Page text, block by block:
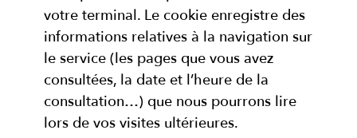
votre terminal. Le cookie enregistre des
informations relatives à la navigation sur
le service (les pages que vous avez
consultées, la date et l’heure de la
consultation…) que nous pourrons lire
lors de vos visites ultérieures.